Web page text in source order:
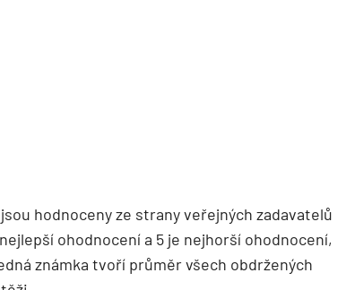
hodnoceny ze strany veřejných zadavatelů
ohodnocení a 5 je nejhorší ohodnocení,
známka tvoří průměr všech obdržených